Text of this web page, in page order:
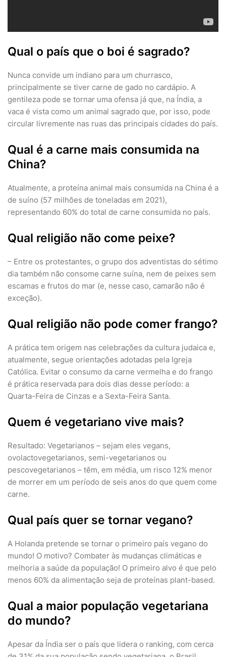
Qual o país que o boi é sagrado?
Nunca convide um indiano para um churrasco,
principalmente se tiver carne de gado no cardápio. A
gentileza pode se tornar uma ofensa já que, na Índia, a
vaca é vista como um animal sagrado que, por isso, pode
circular livremente nas ruas das principais cidades do país.
Qual é a carne mais consumida na
China?
Atualmente, a proteína animal mais consumida na China é a
de suíno (57 milhões de toneladas em 2021),
representando 60% do total de carne consumida no país.
Qual religião não come peixe?
– Entre os protestantes, o grupo dos adventistas do sétimo
dia também não consome carne suína, nem de peixes sem
escamas e frutos do mar (e, nesse caso, camarão não é
exceção).
Qual religião não pode comer frango?
A prática tem origem nas celebrações da cultura judaica e,
atualmente, segue orientações adotadas pela Igreja
Católica. Evitar o consumo da carne vermelha e do frango
é prática reservada para dois dias desse período: a
Quarta-Feira de Cinzas e a Sexta-Feira Santa.
Quem é vegetariano vive mais?
Resultado: Vegetarianos – sejam eles vegans,
ovolactovegetarianos, semi-vegetarianos ou
pescovegetarianos – têm, em média, um risco 12% menor
de morrer em um período de seis anos do que quem come
carne.
Qual país quer se tornar vegano?
A Holanda pretende se tornar o primeiro país vegano do
mundo! O motivo? Combater às mudanças climáticas e
melhoria a saúde da população! O primeiro alvo é que pelo
menos 60% da alimentação seja de proteínas plant-based.
Qual a maior população vegetariana
do mundo?
Apesar da Índia ser o país que lidera o ranking, com cerca